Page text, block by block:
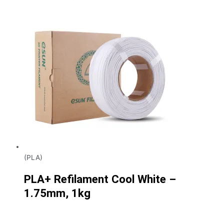
(PLA)
PLA+ Refilament Cool White –
1.75mm, 1kg